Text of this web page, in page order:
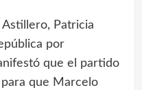
Patricia
por
que el partido
que Marcelo